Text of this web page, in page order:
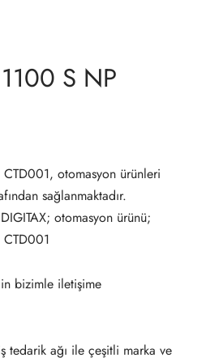
S NP
otomasyon ürünleri
sağlanmaktadır.
otomasyon ürünü;
CTD001
bizimle iletişime
tedarik ağı ile çeşitli marka ve